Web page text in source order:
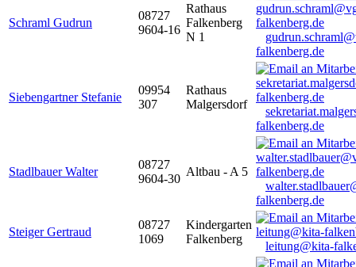
Schraml Gudrun
08727
9604-16
Rathaus
Falkenberg
N 1
falkenberg.de
Siebengartner Stefanie
09954
307
Rathaus
Malgersdorf
falkenberg.de
Stadlbauer Walter
08727
9604-30
Altbau - A 5
falkenberg.de
Steiger Gertraud
08727
1069
Kindergarten
Falkenberg
leitung@kita-